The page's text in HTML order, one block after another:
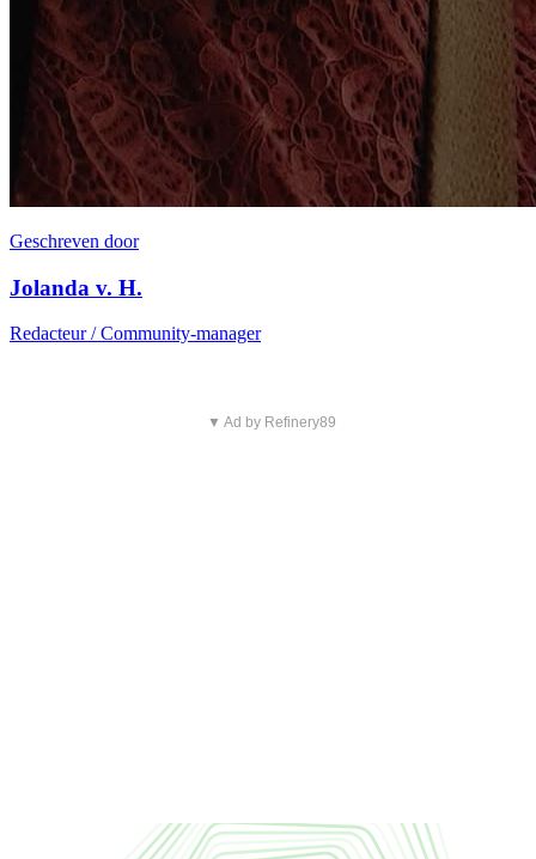
Geschreven door
Jolanda v. H.
Redacteur / Community-manager
▼ Ad by Refinery89